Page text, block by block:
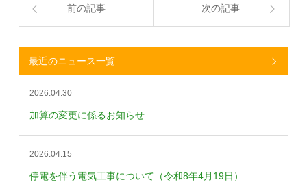
前の記事 次の記事
最近のニュース一覧
2026.04.30
加算の変更に係るお知らせ
2026.04.15
停電を伴う電気工事について（令和8年4月19日）